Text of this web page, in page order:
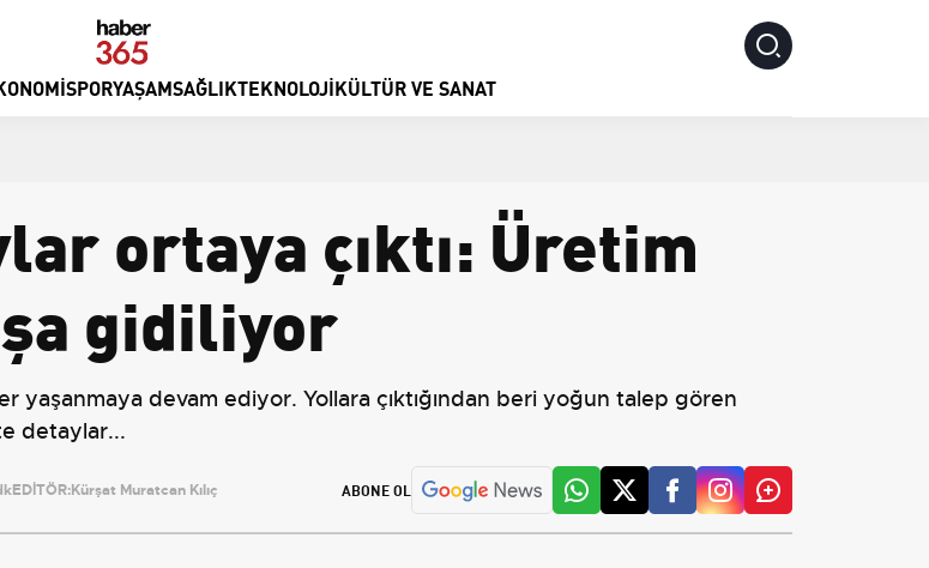
SPORYAŞAMSAĞLIKTEKNOLOJIKÜLTÜR VE SANAT
ortaya çıktı: Üretim
gidiliyor
devam ediyor. Yollara çıktığından beri yoğun talep gören
detaylar...
EDİTÖR:Kürşat Muratcan Kılıç ABONE OL